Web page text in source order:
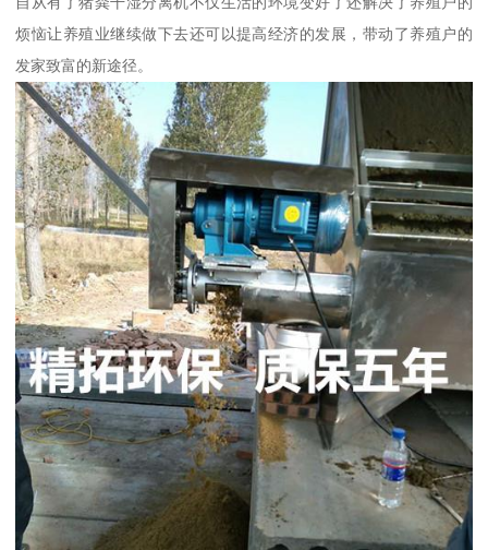
烦恼让养殖业继续做下去还可以提高经济的发展，带动了养殖户的
发家致富的新途径。